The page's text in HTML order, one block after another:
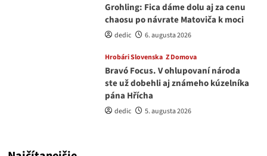
Grohling: Fica dáme dolu aj za cenu
chaosu po návrate Matoviča k moci
dedic 6. augusta 2026
Hrobári Slovenska Z Domova
Bravó Focus. V ohlupovaní národa
ste už dobehli aj známeho kúzelníka
pána Hřícha
dedic 5. augusta 2026